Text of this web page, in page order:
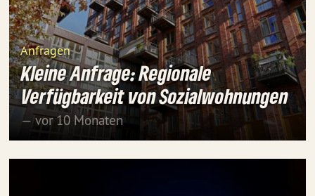
Anfragen
Kleine Anfrage: Regionale
Verfügbarkeit von Sozialwohnungen
— vor 10 Monaten